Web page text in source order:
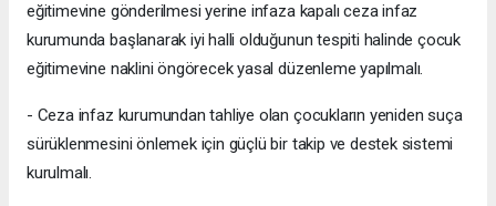
eğitimevine gönderilmesi yerine infaza kapalı ceza infaz
kurumunda başlanarak iyi halli olduğunun tespiti halinde çocuk
eğitimevine naklini öngörecek yasal düzenleme yapılmalı.
- Ceza infaz kurumundan tahliye olan çocukların yeniden suça
sürüklenmesini önlemek için güçlü bir takip ve destek sistemi
kurulmalı.